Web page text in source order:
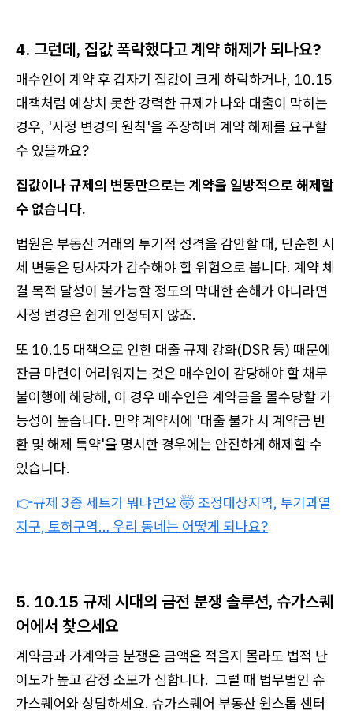
4. 그런데, 집값 폭락했다고 계약 해제가 되나요?
매수인이 계약 후 갑자기 집값이 크게 하락하거나, 10.15
대책처럼 예상치 못한 강력한 규제가 나와 대출이 막히는
경우, '사정 변경의 원칙'을 주장하며 계약 해제를 요구할
수 있을까요?
집값이나 규제의 변동만으로는 계약을 일방적으로 해제할
수 없습니다.
법원은 부동산 거래의 투기적 성격을 감안할 때, 단순한 시
세 변동은 당사자가 감수해야 할 위험으로 봅니다. 계약 체
결 목적 달성이 불가능할 정도의 막대한 손해가 아니라면
사정 변경은 쉽게 인정되지 않죠.
또 10.15 대책으로 인한 대출 규제 강화(DSR 등) 때문에
잔금 마련이 어려워지는 것은 매수인이 감당해야 할 채무
불이행에 해당해, 이 경우 매수인은 계약금을 몰수당할 가
능성이 높습니다. 만약 계약서에 '대출 불가 시 계약금 반
환 및 해제 특약'을 명시한 경우에는 안전하게 해제할 수
있습니다.
👉규제 3종 세트가 뭐냐면요 🤯 조정대상지역, 투기과열
지구, 토허구역… 우리 동네는 어떻게 되나요?
5. 10.15 규제 시대의 금전 분쟁 솔루션, 슈가스퀘
어에서 찾으세요
계약금과 가계약금 분쟁은 금액은 적을지 몰라도 법적 난
이도가 높고 감정 소모가 심합니다. 그럴 때 법무법인 슈
가스퀘어와 상담하세요. 슈가스퀘어 부동산 원스톱 센터